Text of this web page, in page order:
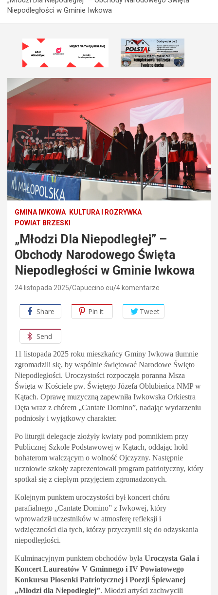
Niepodległości w Gminie Iwkowa
GMINA IWKOWA
KULTURA I ROZRYWKA
POWIAT BRZESKI
„Młodzi Dla Niepodległej” –
Obchody Narodowego Święta
Niepodległości w Gminie Iwkowa
24 listopada 2025 Capuccino.eu 4 komentarze
Share Pin it Tweet
Send
11 listopada 2025 roku mieszkańcy Gminy Iwkowa tłumnie
zgromadzili się, by wspólnie świętować Narodowe Święto
Niepodległości. Uroczystości rozpoczęła poranna Msza
Święta w Kościele pw. Świętego Józefa Oblubieńca NMP w
Kątach. Oprawę muzyczną zapewniła Iwkowska Orkiestra
Dęta wraz z chórem „Cantate Domino”, nadając wydarzeniu
podniosły i wyjątkowy charakter.
Po liturgii delegacje złożyły kwiaty pod pomnikiem przy
Publicznej Szkole Podstawowej w Kątach, oddając hołd
bohaterom walczącym o wolność Ojczyzny. Następnie
uczniowie szkoły zaprezentowali program patriotyczny, który
spotkał się z ciepłym przyjęciem zgromadzonych.
Kolejnym punktem uroczystości był koncert chóru
parafialnego „Cantate Domino” z Iwkowej, który
wprowadził uczestników w atmosferę refleksji i
wdzięczności dla tych, którzy przyczynili się do odzyskania
niepodległości.
Kulminacyjnym punktem obchodów była Uroczysta Gala i
Koncert Laureatów V Gminnego i IV Powiatowego
Konkursu Piosenki Patriotycznej i Poezji Śpiewanej
„Młodzi dla Niepodległej”. Młodzi artyści zachwycili